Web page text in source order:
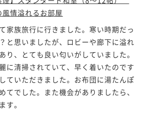
風情溢れるお部屋
家族旅行に行きました。寒い時期だっ
と思いましたが、ロビーや廊下に溢れ
り、とても良い匂いがしていました。
に清掃されていて、早く着いたのです
ていただきました。お布団に湯たんぽ
てでした。また機会がありましたら、
す。